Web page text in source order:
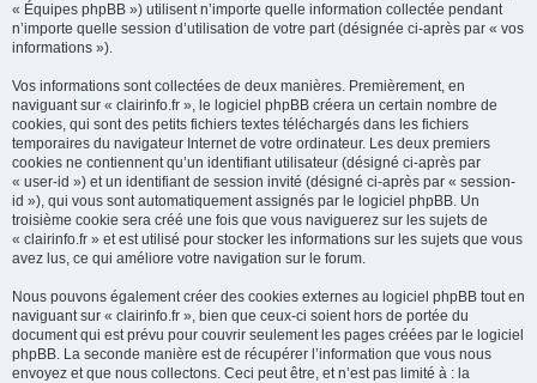
« Équipes phpBB ») utilisent n’importe quelle information collectée pendant
n’importe quelle session d’utilisation de votre part (désignée ci-après par « vos
informations »).
Vos informations sont collectées de deux manières. Premièrement, en
naviguant sur « clairinfo.fr », le logiciel phpBB créera un certain nombre de
cookies, qui sont des petits fichiers textes téléchargés dans les fichiers
temporaires du navigateur Internet de votre ordinateur. Les deux premiers
cookies ne contiennent qu’un identifiant utilisateur (désigné ci-après par
« user-id ») et un identifiant de session invité (désigné ci-après par « session-
id »), qui vous sont automatiquement assignés par le logiciel phpBB. Un
troisième cookie sera créé une fois que vous naviguerez sur les sujets de
« clairinfo.fr » et est utilisé pour stocker les informations sur les sujets que vous
avez lus, ce qui améliore votre navigation sur le forum.
Nous pouvons également créer des cookies externes au logiciel phpBB tout en
naviguant sur « clairinfo.fr », bien que ceux-ci soient hors de portée du
document qui est prévu pour couvrir seulement les pages créées par le logiciel
phpBB. La seconde manière est de récupérer l’information que vous nous
envoyez et que nous collectons. Ceci peut être, et n’est pas limité à : la